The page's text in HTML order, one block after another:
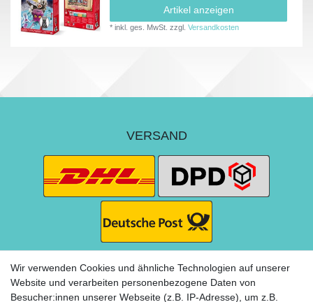
Artikel anzeigen
*inkl. ges. MwSt. zzgl.Versandkosten
VERSAND
Wir verwenden Cookies und ähnliche Technologien auf unserer
Website und verarbeiten personenbezogene Daten von
Besucher:innen unserer Webseite (z.B. IP-Adresse), um z.B.